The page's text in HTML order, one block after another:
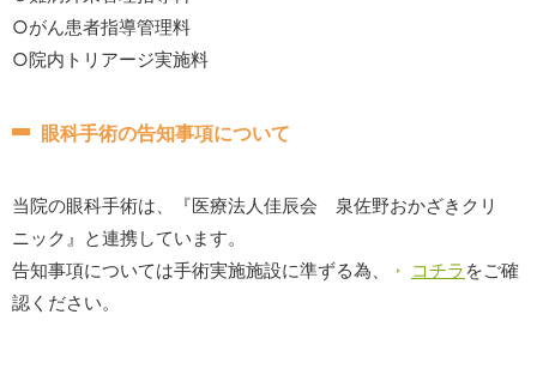
○がん患者指導管理料
○院内トリアージ実施料
眼科手術の告知事項について
当院の眼科手術は、『医療法人佳辰会 泉佐野おかざきクリ
ニック』と連携しています。
告知事項については手術実施施設に準ずる為、
コチラ をご確
認ください。